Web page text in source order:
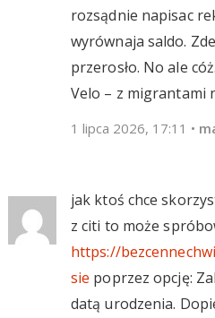
rozsądnie napisac
wyrównaja saldo.
przerosło. No ale
Velo – z migrantami
1 lipca 2026, 17:11 •
jak ktoś chce
z citi to może
https://
sie poprzez opcję:
datą urodzenia.